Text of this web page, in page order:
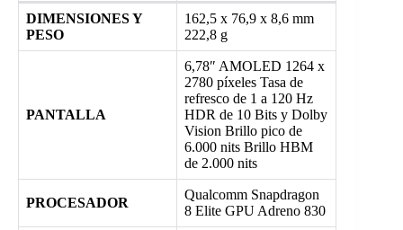
DIMENSIONES Y
PESO
162,5 x 76,9 x 8,6 mm
222,8 g
PANTALLA
6,78″ AMOLED 1264 x
2780 píxeles Tasa de
refresco de 1 a 120 Hz
HDR de 10 Bits y Dolby
Vision Brillo pico de
6.000 nits Brillo HBM
de 2.000 nits
PROCESADOR
Qualcomm Snapdragon
8 Elite GPU Adreno 830